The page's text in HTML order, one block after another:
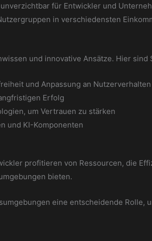
für Entwickler und
in verschiedensten
und innovative Ansätze. Hier sind
und Anpassung an Nutzerverhalten
Erfolg
um Vertrauen zu stärken
und KI-Komponenten
profitieren von Ressourcen, die
bieten.
eine entscheidende Rolle,